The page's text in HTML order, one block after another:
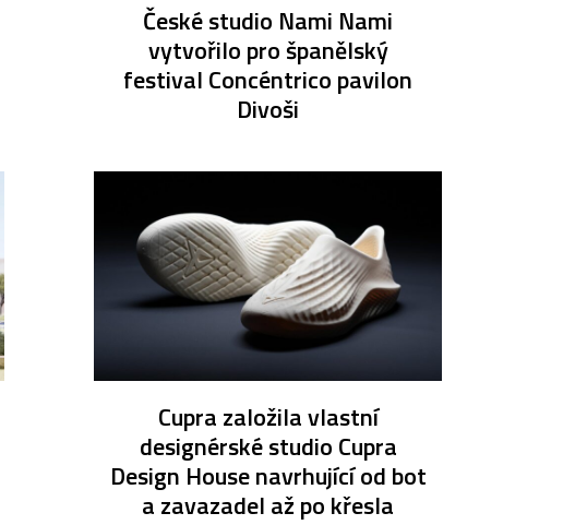
České studio Nami Nami
vytvořilo pro španělský
festival Concéntrico pavilon
Divoši
Cupra založila vlastní
designérské studio Cupra
Design House navrhující od bot
a zavazadel až po křesla